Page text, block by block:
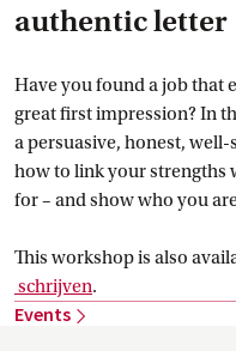
authentic letter
Have you found a job that
great first impression? In
a persuasive, honest,
how to link your strengths
for – and show who you
This workshop is also
schrijven.
Events